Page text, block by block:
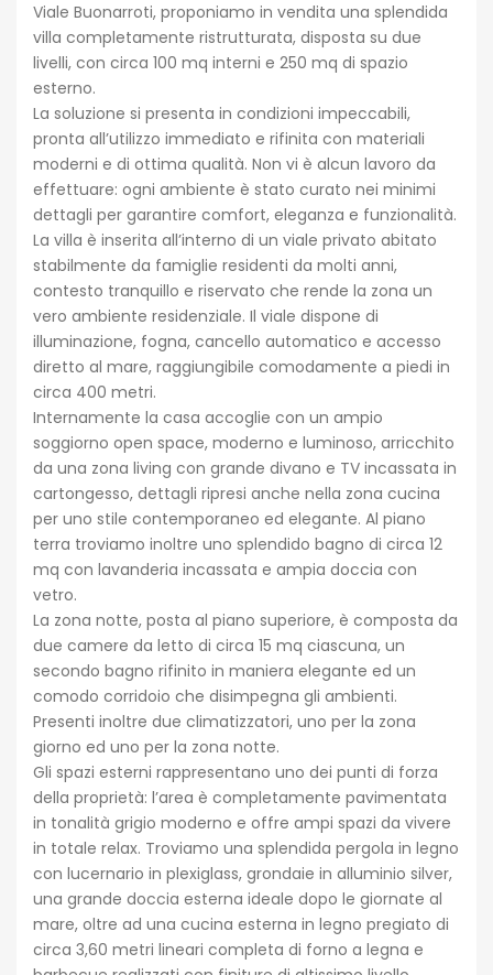
Viale Buonarroti, proponiamo in vendita una splendida
villa completamente ristrutturata, disposta su due
livelli, con circa 100 mq interni e 250 mq di spazio
esterno.
La soluzione si presenta in condizioni impeccabili,
pronta all’utilizzo immediato e rifinita con materiali
moderni e di ottima qualità. Non vi è alcun lavoro da
effettuare: ogni ambiente è stato curato nei minimi
dettagli per garantire comfort, eleganza e funzionalità.
La villa è inserita all’interno di un viale privato abitato
stabilmente da famiglie residenti da molti anni,
contesto tranquillo e riservato che rende la zona un
vero ambiente residenziale. Il viale dispone di
illuminazione, fogna, cancello automatico e accesso
diretto al mare, raggiungibile comodamente a piedi in
circa 400 metri.
Internamente la casa accoglie con un ampio
soggiorno open space, moderno e luminoso, arricchito
da una zona living con grande divano e TV incassata in
cartongesso, dettagli ripresi anche nella zona cucina
per uno stile contemporaneo ed elegante. Al piano
terra troviamo inoltre uno splendido bagno di circa 12
mq con lavanderia incassata e ampia doccia con
vetro.
La zona notte, posta al piano superiore, è composta da
due camere da letto di circa 15 mq ciascuna, un
secondo bagno rifinito in maniera elegante ed un
comodo corridoio che disimpegna gli ambienti.
Presenti inoltre due climatizzatori, uno per la zona
giorno ed uno per la zona notte.
Gli spazi esterni rappresentano uno dei punti di forza
della proprietà: l’area è completamente pavimentata
in tonalità grigio moderno e offre ampi spazi da vivere
in totale relax. Troviamo una splendida pergola in legno
con lucernario in plexiglass, grondaie in alluminio silver,
una grande doccia esterna ideale dopo le giornate al
mare, oltre ad una cucina esterna in legno pregiato di
circa 3,60 metri lineari completa di forno a legna e